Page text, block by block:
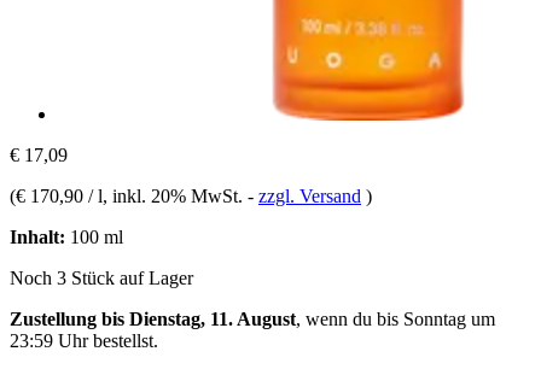
€ 17,09
(€ 170,90 / l, inkl. 20% MwSt. - zzgl. Versand )
Inhalt: 100 ml
Noch 3 Stück auf Lager
Zustellung bis Dienstag, 11. August, wenn du bis Sonntag um
23:59 Uhrbestellst.